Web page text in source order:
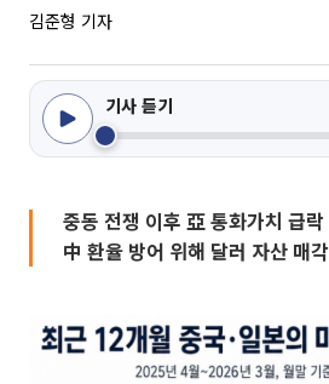
김준형 기자
기사 듣기
중동 전쟁 이후 亞 통화가치 급락
中 환율 방어 위해 달러 자산 매각